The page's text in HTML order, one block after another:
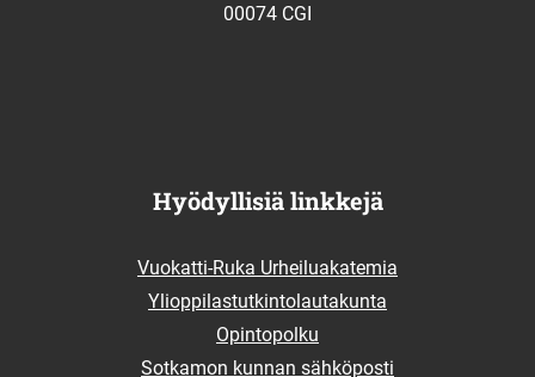
00074 CGI
Hyödyllisiä linkkejä
Vuokatti-Ruka Urheiluakatemia
Ylioppilastutkintolautakunta
Opintopolku
Sotkamon kunnan sähköposti